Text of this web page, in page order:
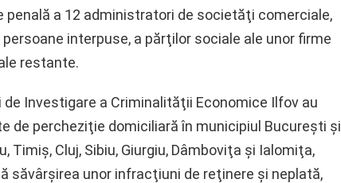
penală a 12 administratori de societăţi comerciale,
interpuse, a părţilor sociale ale unor firme
restante.
Investigare a Criminalităţii Economice Ilfov au
de percheziţie domiciliară în municipiul Bucureşti şi
Timiş, Cluj, Sibiu, Giurgiu, Dâmboviţa şi Ialomiţa,
săvârşirea unor infracţiuni de reţinere şi neplată,